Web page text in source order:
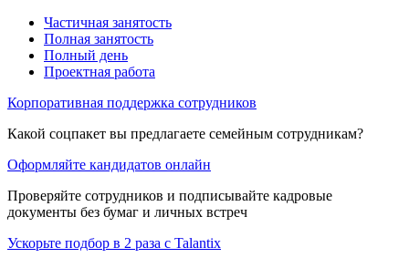
Частичная занятость
Полная занятость
Полный день
Проектная работа
Корпоративная поддержка сотрудников
Какой соцпакет вы предлагаете семейным сотрудникам?
Оформляйте кандидатов онлайн
Проверяйте сотрудников и подписывайте кадровые
документы без бумаг и личных встреч
Ускорьте подбор в 2 раза с Talantix